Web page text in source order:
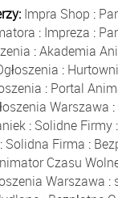
Impra Shop :
: Impreza :
:Akademia
:
: Portal
Warszawa :
: Solidne Firmy:
: Solidna Firma :
Czasu
Warszawa :